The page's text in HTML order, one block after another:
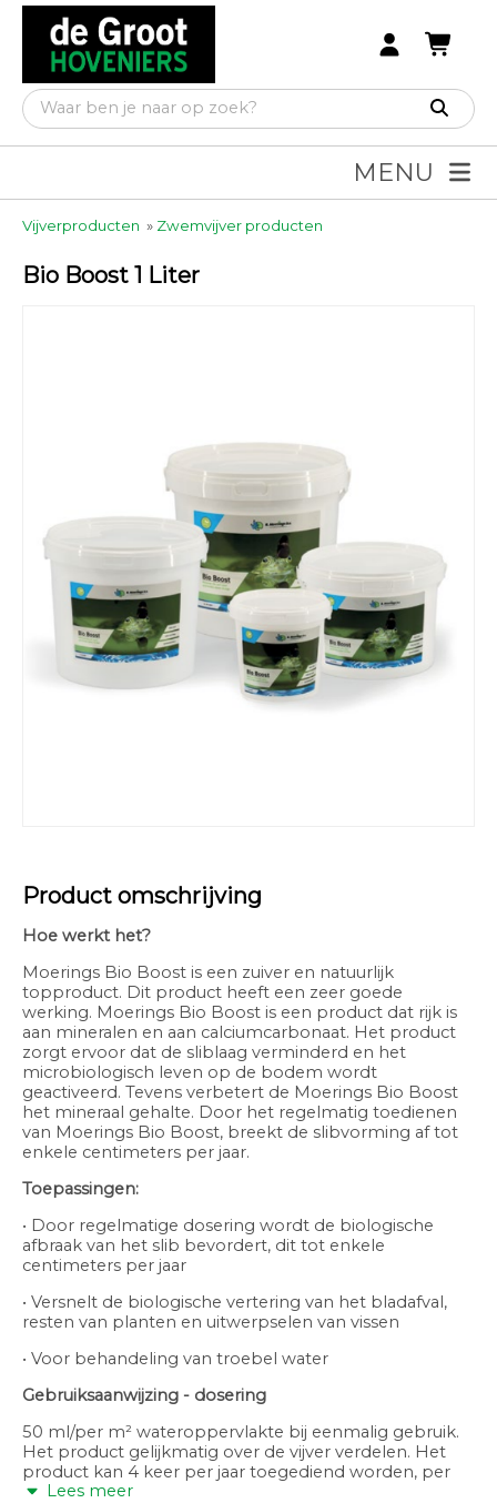
MENU
Vijverproducten » Zwemvijver producten
Bio Boost 1 Liter
Product omschrijving
Hoe werkt het?
Moerings Bio Boost is een zuiver en natuurlijk
topproduct. Dit product heeft een zeer goede
werking. Moerings Bio Boost is een product dat rijk is
aan mineralen en aan calciumcarbonaat. Het product
zorgt ervoor dat de sliblaag verminderd en het
microbiologisch leven op de bodem wordt
geactiveerd. Tevens verbetert de Moerings Bio Boost
het mineraal gehalte. Door het regelmatig toedienen
van Moerings Bio Boost, breekt de slibvorming af tot
enkele centimeters per jaar.
Toepassingen:
• Door regelmatige dosering wordt de biologische
afbraak van het slib bevordert, dit tot enkele
centimeters per jaar
• Versnelt de biologische vertering van het bladafval,
resten van planten en uitwerpselen van vissen
• Voor behandeling van troebel water
Gebruiksaanwijzing - dosering
50 ml/per m² wateroppervlakte bij eenmalig gebruik.
Het product gelijkmatig over de vijver verdelen. Het
product kan 4 keer per jaar toegediend worden, per
behandeling 25 ml/per m².
Lees meer